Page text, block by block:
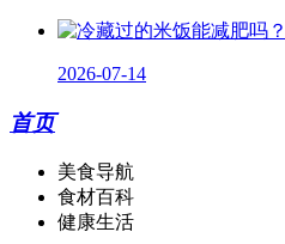
2026-07-14
首页
美食导航
食材百科
健康生活